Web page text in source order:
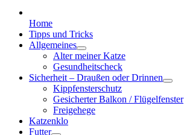
Home
Tipps und Tricks
Allgemeines
Alter meiner Katze
Gesundheitscheck
Sicherheit – Draußen oder Drinnen
Kippfensterschutz
Gesicherter Balkon / Flügelfenster
Freigehege
Katzenklo
Futter